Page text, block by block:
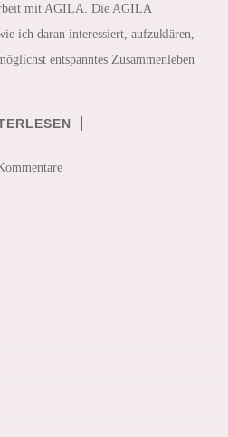
mit AGILA. Die AGILA
ich daran interessiert, aufzuklären,
entspanntes Zusammenleben